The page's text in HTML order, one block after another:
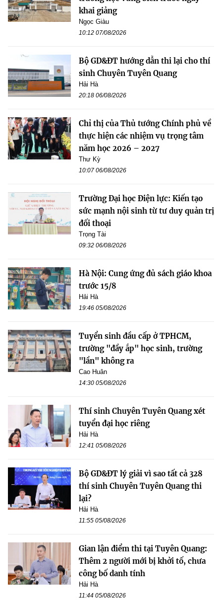
khai giảng
Ngọc Giàu
10:12 07/08/2026
Bộ GD&ĐT hướng dẫn thi lại cho thí
sinh Chuyên Tuyên Quang
Hải Hà
20:18 06/08/2026
Chỉ thị của Thủ tướng Chính phủ về
thực hiện các nhiệm vụ trọng tâm
năm học 2026 – 2027
Thư Kỳ
10:07 06/08/2026
Trường Đại học Điện lực: Kiến tạo
sức mạnh nội sinh từ tư duy quản trị
đối thoại
Trọng Tài
09:32 06/08/2026
Hà Nội: Cung ứng đủ sách giáo khoa
trước 15/8
Hải Hà
19:46 05/08/2026
Tuyển sinh đầu cấp ở TPHCM,
trường "đầy ắp" học sinh, trường
"lần" không ra
Cao Huân
14:30 05/08/2026
Thí sinh Chuyên Tuyên Quang xét
tuyển đại học riêng
Hải Hà
12:41 05/08/2026
Bộ GD&ĐT lý giải vì sao tất cả 328
thí sinh Chuyên Tuyên Quang thi
lại?
Hải Hà
11:55 05/08/2026
Gian lận điểm thi tại Tuyên Quang:
Thêm 2 người mới bị khởi tố, chưa
công bố danh tính
Hải Hà
11:44 05/08/2026